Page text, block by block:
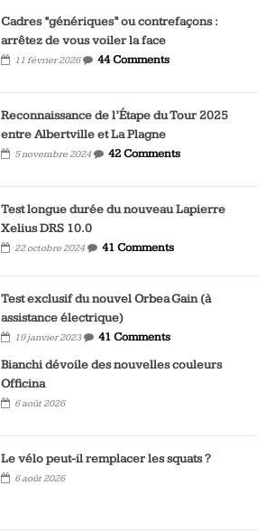
Cadres “génériques” ou contrefaçons :
arrêtez de vous voiler la face
11 février 2026 44 Comments
Reconnaissance de l’Étape du Tour 2025
entre Albertville et La Plagne
5 novembre 2024 42 Comments
Test longue durée du nouveau Lapierre
Xelius DRS 10.0
22 octobre 2024 41 Comments
Test exclusif du nouvel Orbea Gain (à
assistance électrique)
19 janvier 2023
41 Comments
Bianchi dévoile des nouvelles couleurs
Officina
6 août 2026
Le vélo peut-il remplacer les squats ?
6 août 2026